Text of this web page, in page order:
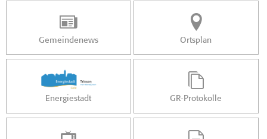
Gemeindenews Ortsplan
Energiestadt GR-Protokolle